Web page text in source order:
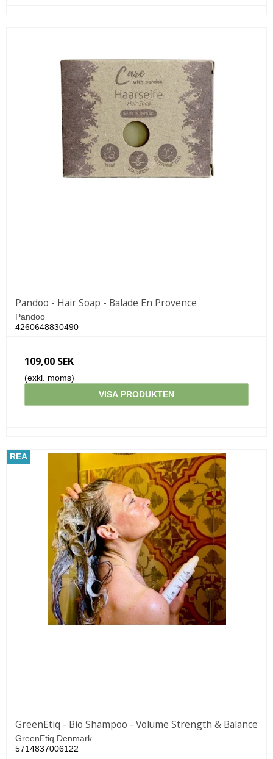
Pandoo - Hair Soap - Balade En Provence
Pandoo
4260648830490
109,00 SEK
(exkl. moms)
VISA PRODUKTEN
REA
GreenEtiq - Bio Shampoo - Volume Strength & Balance
GreenEtiq Denmark
5714837006122